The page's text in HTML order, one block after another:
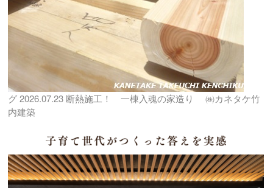
グ2026.07.23 断熱施工！ 一棟入魂の家造り ㈱カネタケ竹
内建築